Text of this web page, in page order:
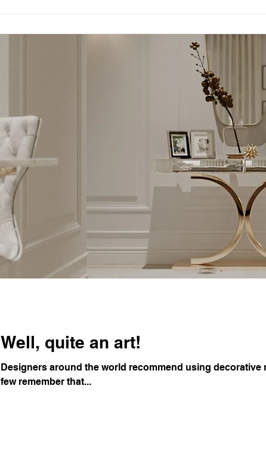
Well, quite an art!
Designers around the world recommend using
few remember that...